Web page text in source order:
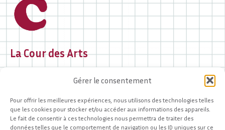
Gérer le consentement
Pour offrir les meilleures expériences, nous utilisons des technologies telles
que les cookies pour stocker et/ou accéder aux informations des appareils.
Le fait de consentir à ces technologies nous permettra de traiter des
données telles que le comportement de navigation ou les ID uniques sur ce
La Cour des Arts
contact@lacourdesarts.org
Accueil du public